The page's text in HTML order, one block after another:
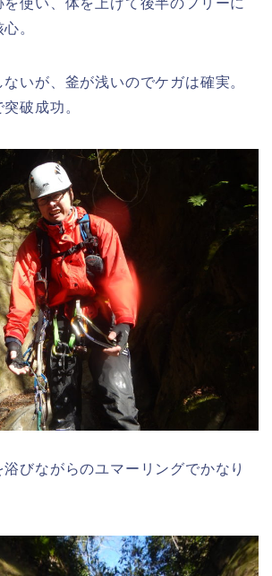
使い、体を上げて後半のフリーに
。
いが、釜が浅いのでケガは確実。
破成功。
びながらのユマーリングでかなり